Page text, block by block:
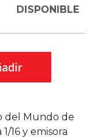
DISPONIBLE
del Mundo de
16 y emisora